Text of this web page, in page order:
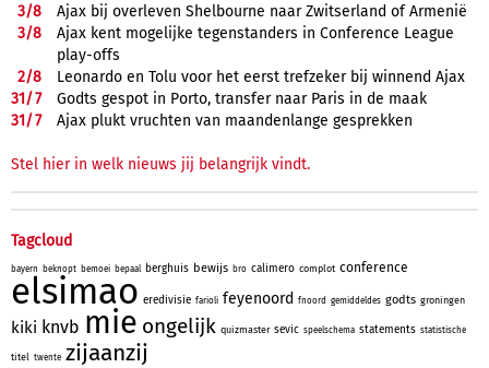
3/8
Ajax bij overleven Shelbourne naar Zwitserland of Armenië
3/8
Ajax kent mogelijke tegenstanders in Conference League
play-offs
2/8
Leonardo en Tolu voor het eerst trefzeker bij winnend Ajax
31/7
Godts gespot in Porto, transfer naar Paris in de maak
31/7 Ajax plukt vruchten van maandenlange gesprekken
Stel hier in welk nieuws jij belangrijk vindt.
Tagcloud
bayern beknopt bemoei bepaal berghuis bewijs bro calimero complot conference
elsimao eredivisie farioli feyenoord fnoord gemiddeldes godts groningen
kiki knvb mie ongelijk quizmaster sevic speelschema statements statistische
titel twente zijaanzij